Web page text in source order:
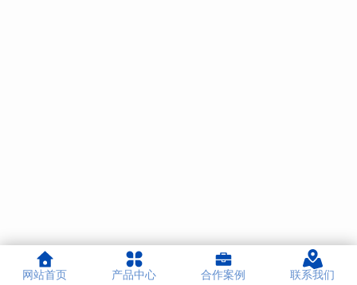
网站首页 产品中心 合作案例 联系我们